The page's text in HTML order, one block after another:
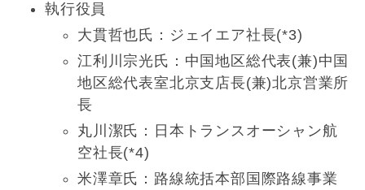
執行役員
大貫哲也氏：ジェイエア社長(*3)
江利川宗光氏：中国地区総代表(兼)中国
地区総代表室北京⽀店長(兼)北京営業所
長
丸川潔氏：日本トランスオーシャン航
空社長(*4)
米澤章氏：路線統括本部国際路線事業